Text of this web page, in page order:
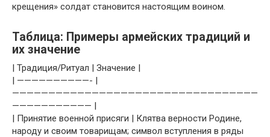
крещения» солдат становится настоящим воином.
Таблица: Примеры армейских традиций и
их значение
| Традиция/Ритуал | Значение |
| ——————————- |
——————————————————————————————————
——————————— |
| Принятие военной присяги | Клятва верности Родине,
народу и своим товарищам; символ вступления в ряды